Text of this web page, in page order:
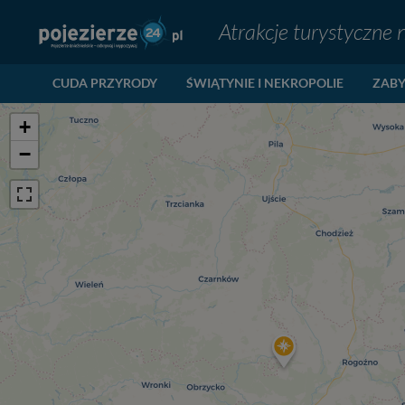
Atrakcje turystyczne
CUDA PRZYRODY ŚWIĄTYNIE I NEKROPOLIE
+
−